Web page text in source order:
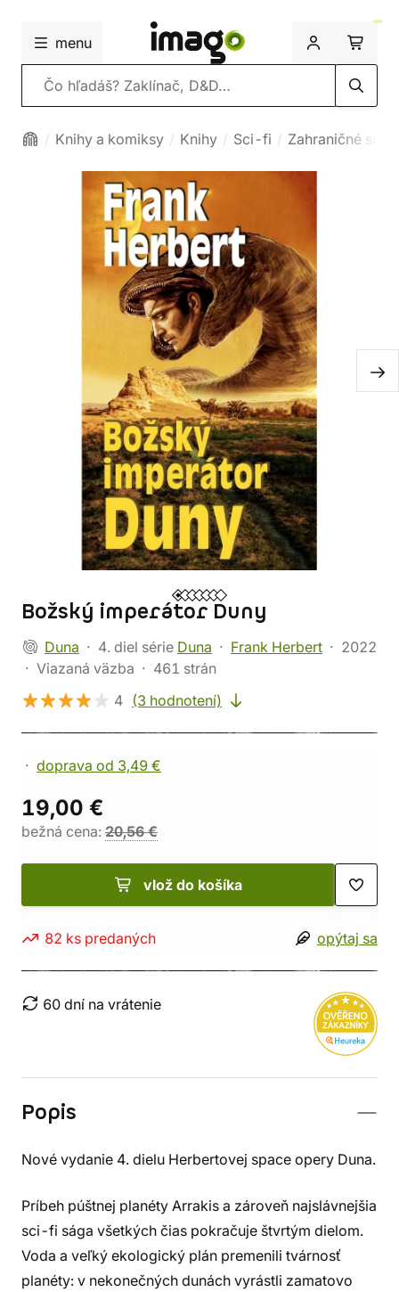
menu
Vyhľadávanie
Knihy a komiksy Knihy Sci-fi Zahraničné sci-
Božský imperátor Duny
Duna 4. diel série Duna Frank Herbert
2022
Viazaná väzba
461 strán
4 (3 hodnotení)
doprava od 3,49 €
19,00 €
bežná cena: 20,56 €
vlož do košíka
82 ks predaných opýtaj sa
60 dní na vrátenie
Popis
Nové vydanie 4. dielu Herbertovej space opery Duna.
Príbeh púštnej planéty Arrakis a zároveň najslávnejšia
sci-fi sága všetkých čias pokračuje štvrtým dielom.
Voda a veľký ekologický plán premenili tvárnosť
planéty: v nekonečných dunách vyrástli zamatovo